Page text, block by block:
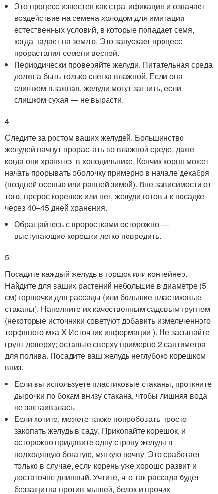
Это процесс известен как стратификация и означает
воздействие на семена холодом для имитации
естественных условий, в которые попадает семя,
когда падает на землю. Это запускает процесс
прорастания семени весной.
Периодически проверяйте желуди. Питательная среда
должна быть только слегка влажной. Если она
слишком влажная, желуди могут загнить, если
слишком сухая — не вырасти.
4
Следите за ростом ваших желудей. Большинство
желудей начнут прорастать во влажной среде, даже
когда они хранятся в холодильнике. Кончик корня может
начать прорывать оболочку примерно в начале декабря
(поздней осенью или ранней зимой). Вне зависимости от
того, пророс корешок или нет, желуди готовы к посадке
через 40–45 дней хранения.
Обращайтесь с проростками осторожно —
выступающие корешки легко повредить.
5
Посадите каждый желудь в горшок или контейнер.
Найдите для ваших растений небольшие в диаметре (5
см) горшочки для рассады (или большие пластиковые
стаканы). Наполните их качественным садовым грунтом
(некоторые источники советуют добавить измельченного
торфяного мхаX Источник информации ). Не засыпайте
грунт доверху; оставьте сверху примерно 2 сантиметра
для полива. Посадите ваш желудь неглубоко корешком
вниз.
Если вы используете пластиковые стаканы, проткните
дырочки по бокам внизу стакана, чтобы лишняя вода
не застаивалась.
Если хотите, можете также попробовать просто
закопать желудь в саду. Прикопайте корешок, и
осторожно придавите одну строну желудя в
подходящую богатую, мягкую почву. Это сработает
только в случае, если корень уже хорошо развит и
достаточно длинный. Учтите, что так рассада будет
беззащитна против мышей, белок и прочих